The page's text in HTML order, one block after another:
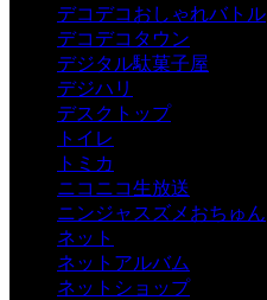
デコデコおしゃれバトル
デコデコタウン
デジタル駄菓子屋
デジハリ
デスクトップ
トイレ
トミカ
ニコニコ生放送
ニンジャスズメおちゅん
ネット
ネットアルバム
ネットショップ